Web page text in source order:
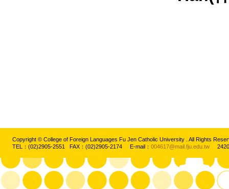
Copyright © College of Foreign Languages Fu Jen Catholic University . All Rights
TEL：(02)2905-2551 FAX：(02)2905-2174 E-mail： 004617@mail.fju.edu.tw